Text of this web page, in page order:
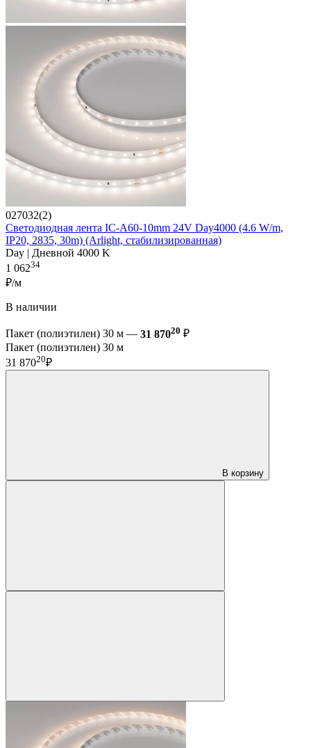
027032(2)
Светодиодная лента IC-A60-10mm 24V Day4000 (4.6 W/m,
IP20, 2835, 30m) (Arlight, стабилизированная)
Day | Дневной 4000 K
1 06234
₽/м
В наличии
Пакет (полиэтилен) 30 м — 31 87020 ₽
Пакет (полиэтилен) 30 м
31 87020₽
В корзину